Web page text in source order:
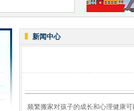
新闻中心
频繁搬家对孩子的成长和心理健康